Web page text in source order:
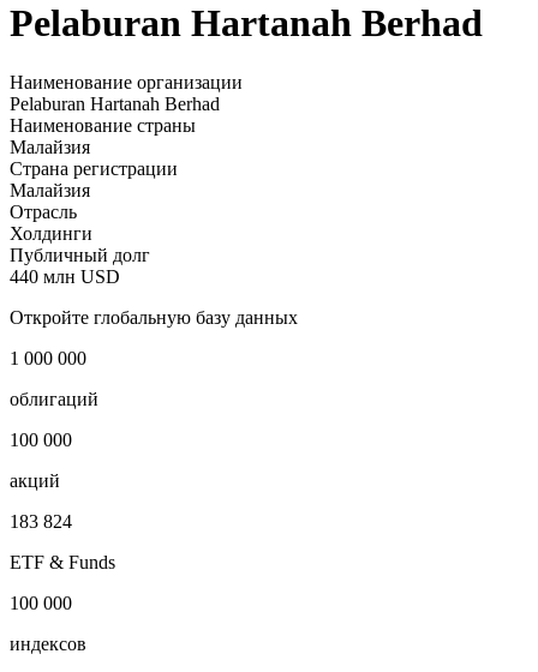
Pelaburan Hartanah Berhad
Наименование организации
Pelaburan Hartanah Berhad
Наименование страны
Малайзия
Страна регистрации
Малайзия
Отрасль
Холдинги
Публичный долг
440 млн USD
Откройте глобальную базу данных
1 000 000
облигаций
100 000
акций
183 824
ETF & Funds
100 000
индексов